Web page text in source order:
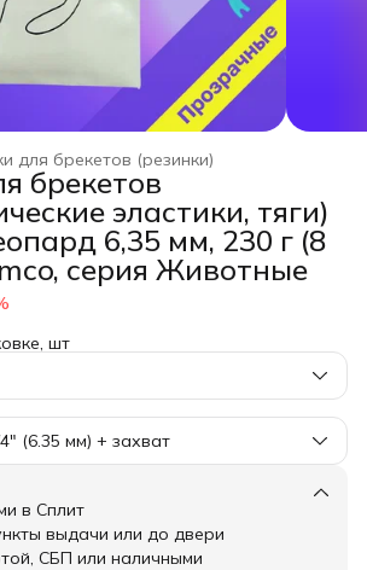
для брекетов (резинки)
брекетов
эластики, тяги)
6,35 мм, 230 г (8
серия Животные
шт
(6.35 мм) + захват
в Сплит
выдачи или до двери
СБП или наличными